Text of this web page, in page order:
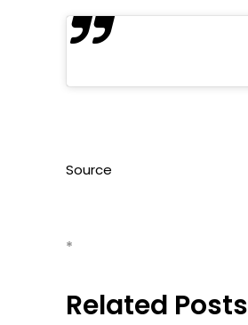
Source
*
Related Posts